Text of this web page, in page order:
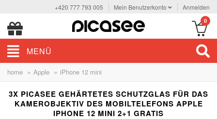
+420 777 793 005 Mein Benutzerkonto Anmelden
0
MENÜ
home » Apple » iPhone 12 mini
3X PICASEE GEHÄRTETES SCHUTZGLAS FÜR DAS
KAMEROBJEKTIV DES MOBILTELEFONS APPLE
IPHONE 12 MINI 2+1 GRATIS